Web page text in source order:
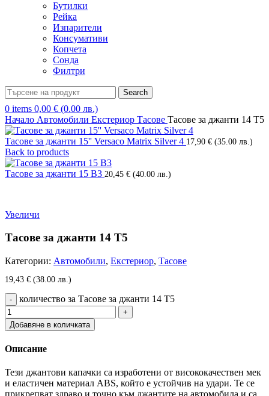
Бутилки
Рейка
Изпарители
Консумативи
Копчета
Сонда
Филтри
Search
0 items 0,00 € (0.00 лв.)
Начало Автомобили Екстериор Тасове Тасове за джанти 14 Т5
Тасове за джанти 15'' Versaco Matrix Silver 4 17,90 € (35.00 лв.)
Back to products
Тасове за джанти 15 В3 20,45 € (40.00 лв.)
Увеличи
Тасове за джанти 14 Т5
Категории: Автомобили, Екстериор, Тасове
19,43 € (38.00 лв.)
количество за Тасове за джанти 14 Т5
Добавяне в количката
Описание
Тези джантови капачки са изработени от висококачествен мек
и еластичен материал ABS, който е устойчив на удари. Те се